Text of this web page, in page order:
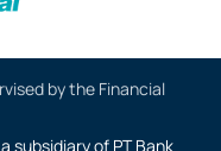
by the Financial
subsidiary of PT Bank